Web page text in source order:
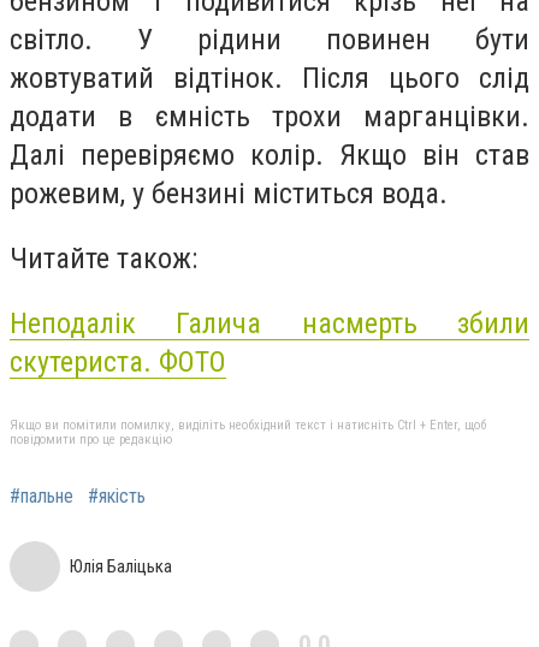
світло. У рідини повинен бути
жовтуватий відтінок. Після цього слід
додати в ємність трохи марганцівки.
Далі перевіряємо колір. Якщо він став
рожевим, у бензині міститься вода.
Читайте також:
Неподалік Галича насмерть збили
скутериста. ФОТО
Якщо ви помітили помилку, виділіть необхідний текст і натисніть Ctrl + Enter, щоб
повідомити про це редакцію
#пальне #якість
Юлія Баліцька